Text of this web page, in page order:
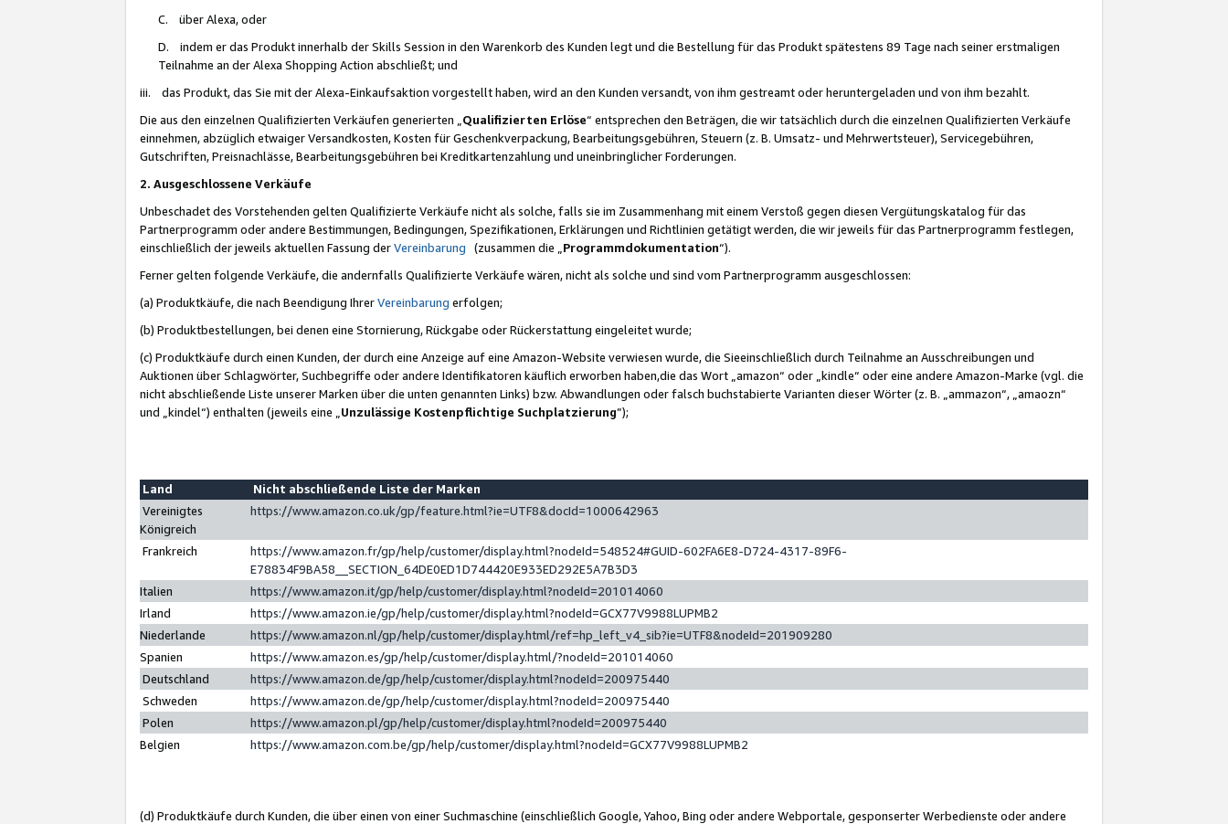
C. über Alexa, oder
D. indem er das Produkt innerhalb der Skills Session in den Warenkorb des Kunden legt und die Bestellung für das Produkt spätestens 89 Tage nach seiner erstmaligen
Teilnahme an der Alexa Shopping Action abschließt; und
iii. das Produkt, das Sie mit der Alexa-Einkaufsaktion vorgestellt haben, wird an den Kunden versandt, von ihm gestreamt oder heruntergeladen und von ihm bezahlt.
Die aus den einzelnen Qualifizierten Verkäufen generierten „ Qualifizierten Erlöse“ entsprechen den Beträgen, die wir tatsächlich durch die einzelnen Qualifizierten Verkäufe
einnehmen, abzüglich etwaiger Versandkosten, Kosten für Geschenkverpackung, Bearbeitungsgebühren, Steuern (z. B. Umsatz- und Mehrwertsteuer), Servicegebühren,
Gutschriften, Preisnachlässe, Bearbeitungsgebühren bei Kreditkartenzahlung und uneinbringlicher Forderungen.
2. Ausgeschlossene Verkäufe
Unbeschadet des Vorstehenden gelten Qualifizierte Verkäufe nicht als solche, falls sie im Zusammenhang mit einem Verstoß gegen diesen Vergütungskatalog für das
Partnerprogramm oder andere Bestimmungen, Bedingungen, Spezifikationen, Erklärungen und Richtlinien getätigt werden, die wir jeweils für das Partnerprogramm festlegen,
einschließlich der jeweils aktuellen Fassung derVereinbarung (zusammen die „ Programmdokumentation“).
Ferner gelten folgende Verkäufe, die andernfalls Qualifizierte Verkäufe wären, nicht als solche und sind vom Partnerprogramm ausgeschlossen:
(a) Produktkäufe, die nach Beendigung IhrerVereinbarung erfolgen;
(b) Produktbestellungen, bei denen eine Stornierung, Rückgabe oder Rückerstattung eingeleitet wurde;
(c) Produktkäufe durch einen Kunden, der durch eine Anzeige auf eine Amazon-Website verwiesen wurde, die Sieeinschließlich durch Teilnahme an Ausschreibungen und
Auktionen über Schlagwörter, Suchbegriffe oder andere Identifikatoren käuflich erworben haben,die das Wort „amazon“ oder „kindle“ oder eine andere Amazon-Marke (vgl. die
nicht abschließende Liste unserer Marken über die unten genannten Links) bzw. Abwandlungen oder falsch buchstabierte Varianten dieser Wörter (z. B. „ammazon“, „amaozn“
und „kindel“) enthalten (jeweils eine „ Unzulässige Kostenpflichtige Suchplatzierung”);
Land
Nicht abschließende Liste der Marken
Vereinigtes
Königreich
https://www.amazon.co.uk/gp/feature.html?ie=UTF8&docId=1000642963
Frankreich
https://www.amazon.fr/gp/help/customer/display.html?nodeId=548524#GUID-602FA6E8-D724-4317-89F6-
E78834F9BA58__SECTION_64DE0ED1D744420E933ED292E5A7B3D3
Italien
https://www.amazon.it/gp/help/customer/display.html?nodeId=201014060
Irland
https://www.amazon.ie/gp/help/customer/display.html?nodeId=GCX77V9988LUPMB2
Niederlande
https://www.amazon.nl/gp/help/customer/display.html/ref=hp_left_v4_sib?ie=UTF8&nodeId=201909280
Spanien
https://www.amazon.es/gp/help/customer/display.html/?nodeId=201014060
Deutschland
https://www.amazon.de/gp/help/customer/display.html?nodeId=200975440
Schweden
https://www.amazon.de/gp/help/customer/display.html?nodeId=200975440
Polen
https://www.amazon.pl/gp/help/customer/display.html?nodeId=200975440
Belgien
https://www.amazon.com.be/gp/help/customer/display.html?nodeId=GCX77V9988LUPMB2
(d) Produktkäufe durch Kunden, die über einen von einer Suchmaschine (einschließlich Google, Yahoo, Bing oder andere Webportale, gesponserter Werbedienste oder andere